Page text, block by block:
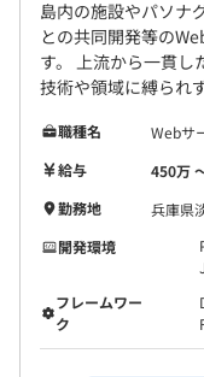
島内の施設やパソナ
との共同開発等の
す。 上流から一貫し
技術や領域に縛られ
職種名
Webサ
給与
450万
勤務地
兵庫県
開発環境
フレームワー
ク